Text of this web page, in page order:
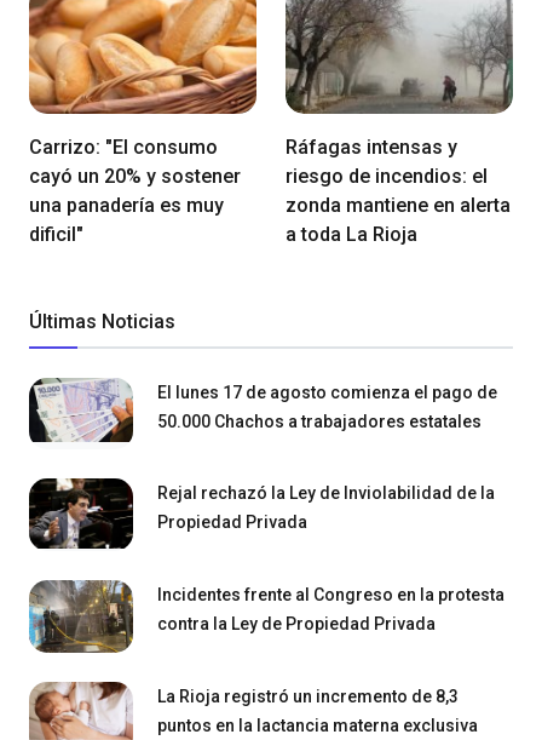
Carrizo: "El consumo
cayó un 20% y sostener
una panadería es muy
dificil"
Ráfagas intensas y
riesgo de incendios: el
zonda mantiene en alerta
a toda La Rioja
Últimas Noticias
El lunes 17 de agosto comienza el pago de
50.000 Chachos a trabajadores estatales
Rejal rechazó la Ley de Inviolabilidad de la
Propiedad Privada
Incidentes frente al Congreso en la protesta
contra la Ley de Propiedad Privada
La Rioja registró un incremento de 8,3
puntos en la lactancia materna exclusiva